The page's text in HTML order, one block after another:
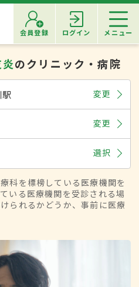
会員登録 ログイン メニュー
のクリニック・病院
変更
変更
選択
科を標榜している医療機関を
いる医療機関を受診される場
られるかどうか、事前に医療